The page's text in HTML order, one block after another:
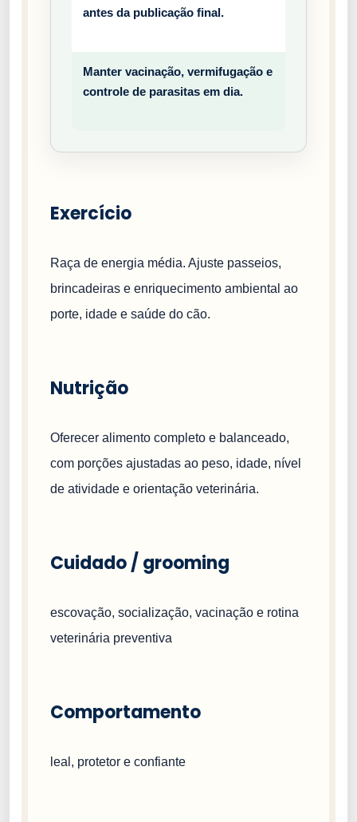
antes da publicação final.
Manter vacinação, vermifugação e
controle de parasitas em dia.
Exercício
Raça de energia média. Ajuste passeios,
brincadeiras e enriquecimento ambiental ao
porte, idade e saúde do cão.
Nutrição
Oferecer alimento completo e balanceado,
com porções ajustadas ao peso, idade, nível
de atividade e orientação veterinária.
Cuidado / grooming
escovação, socialização, vacinação e rotina
veterinária preventiva
Comportamento
leal, protetor e confiante